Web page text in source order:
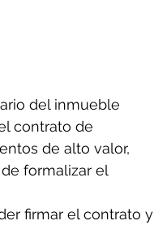
del inmueble
contrato de
de alto valor,
formalizar el
firmar el contrato y